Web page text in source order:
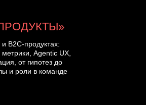
B2C-продуктах:
Agentic UX,
от гипотез до
и роли в команде